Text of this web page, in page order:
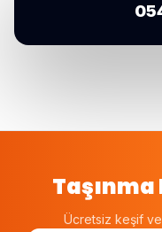
Taşınma
Ücretsiz keşif